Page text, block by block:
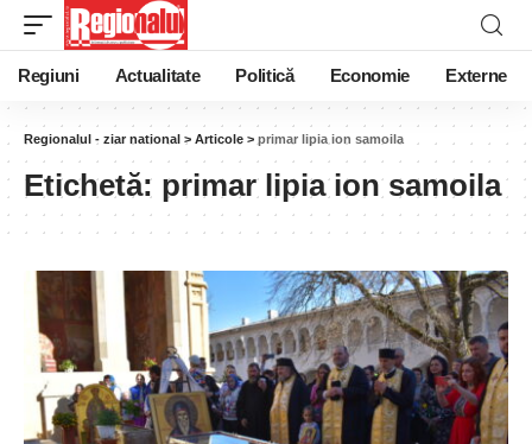
Regiuni Actualitate Politică Economie Externe
Regionalul - ziar national > Articole > primar lipia ion samoila
Etichetă: primar lipia ion samoila